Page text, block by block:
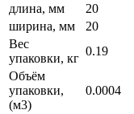
длина, мм
20
ширина, мм
20
Вес
упаковки, кг
0.19
Объём
упаковки,
(м3)
0.0004